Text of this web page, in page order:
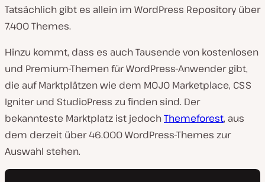
Tatsächlich gibt es allein im WordPress Repository über
7.400 Themes.
Hinzu kommt, dass es auch Tausende von kostenlosen
und Premium-Themen für WordPress-Anwender gibt,
die auf Marktplätzen wie dem MOJO Marketplace, CSS
Igniter und StudioPress zu finden sind. Der
bekannteste Marktplatz ist jedochThemeforest, aus
dem derzeit über 46.000 WordPress-Themes zur
Auswahl stehen.